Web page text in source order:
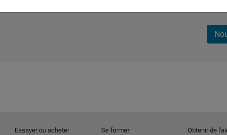
Essayer ou acheter Se former Obtenir de